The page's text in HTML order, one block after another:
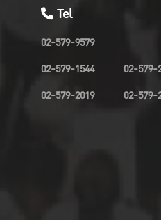
Tel
02-579-9579
02-579-1544
02-579-2019
02-579-
02-579-